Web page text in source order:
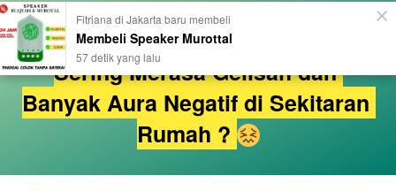
Sering Merasa Gelisah dan
Banyak Aura Negatif di Sekitaran
Rumah ?
Fitriana di Jakarta baru membeli
Membeli Speaker Murottal
57 detik yang lalu